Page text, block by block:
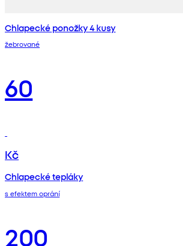
Chlapecké ponožky 4 kusy
žebrované
60
Kč
Chlapecké tepláky
s efektem oprání
200